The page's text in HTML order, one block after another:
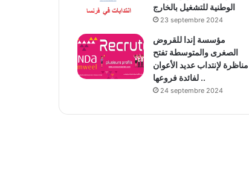
الوطنية للتشغيل بالخارج
23 septembre 2024
مؤسسة إندا للقروض
الصغرى والمتوسطة تفتح
مناظرة لإنتداب عديد الأعوان
لفائدة فروعها ..
24 septembre 2024